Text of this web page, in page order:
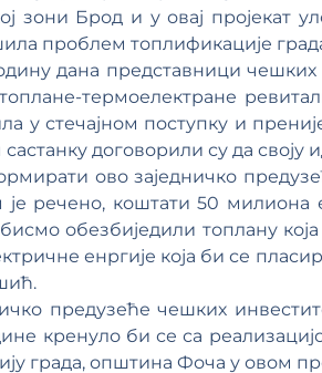
зони Брод и у овај
проблем топлификације
дана представници
термоелектране
у стечајном поступку и
договорили су да своју
ово заједничко
је речено, коштати 50 милиона
обезбиједили топлану
енргије која би се
предузеће чешких
кренуло би се са
града, општина Фоча у овом